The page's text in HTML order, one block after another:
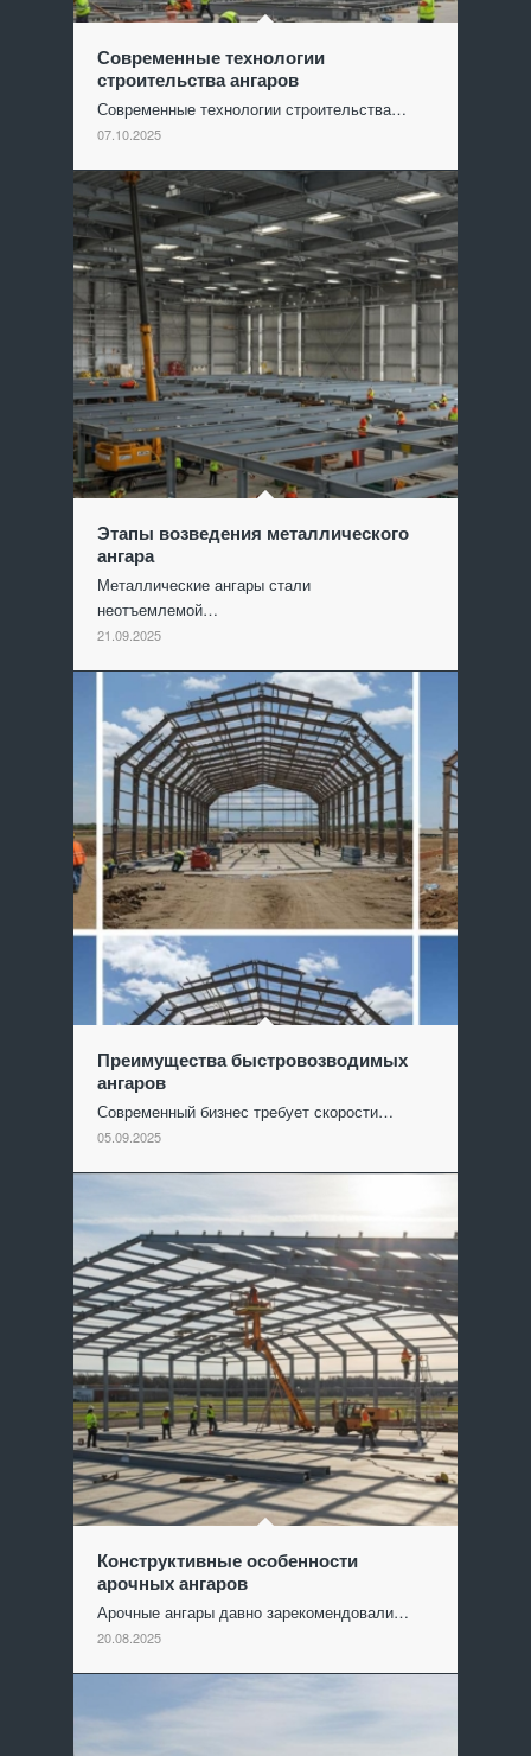
Современные технологии
строительства ангаров
Современные технологии строительства…
07.10.2025
Этапы возведения металлического
ангара
Металлические ангары стали
неотъемлемой…
21.09.2025
Преимущества быстровозводимых
ангаров
Современный бизнес требует скорости…
05.09.2025
Конструктивные особенности
арочных ангаров
Арочные ангары давно зарекомендовали…
20.08.2025